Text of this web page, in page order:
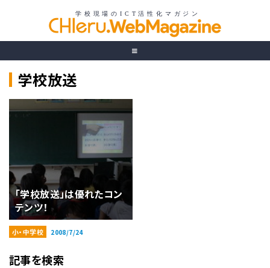
学校放送
「学校放送」は優れたコン
テンツ！
小・中学校 2008/7/24
記事を検索